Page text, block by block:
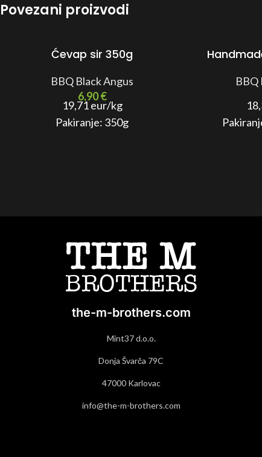
Povezani proizvodi
Ćevap sir 350g
BBQ Black Angus
6,90€
19,71 eur/kg
Pakiranje: 350g
BBQ
the-m-brothers.com
Mint37 d.o.o.
Donja Švarča 79C
47000 Karlovac
info@the-m-brothers.com